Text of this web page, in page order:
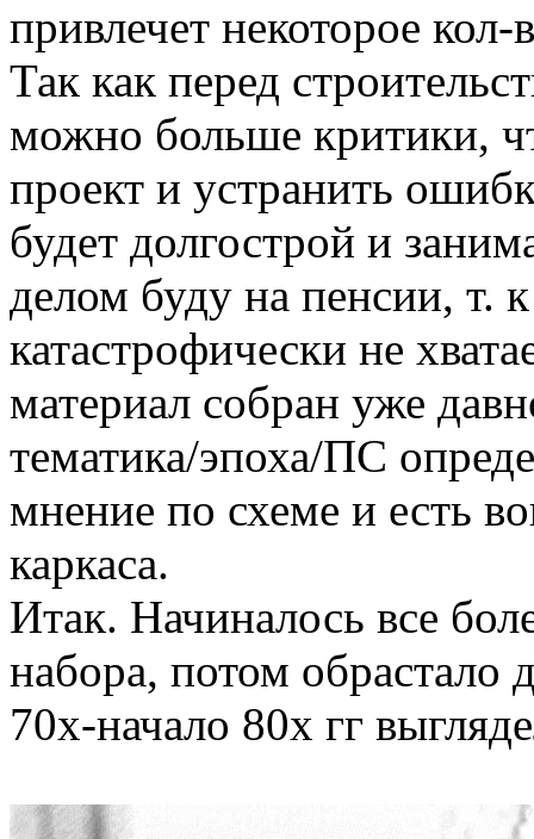
привлечет некоторое
Так как перед
можно больше критики,
проект и устранить
будет долгострой и
делом буду на пенсии, т.
катастрофически не
материал собран уже
тематика/эпоха/ПС
мнение по схеме и есть
каркаса.
Итак. Начиналось все
набора, потом обрастало
70х-начало 80х гг